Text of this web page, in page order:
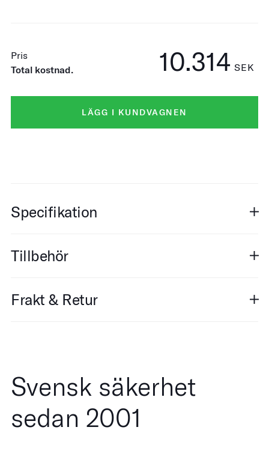
Pris
Total kostnad.
10.314 SEK
LÄGG I KUNDVAGNEN
Specifikation
Tillbehör
Frakt & Retur
Svensk säkerhet
sedan 2001